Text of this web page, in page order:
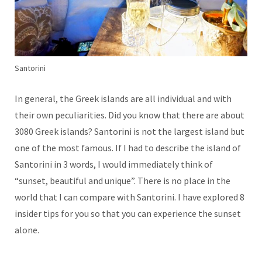
Santorini
In general, the Greek islands are all individual and with
their own peculiarities. Did you know that there are about
3080 Greek islands? Santorini is not the largest island but
one of the most famous. If I had to describe the island of
Santorini in 3 words, I would immediately think of
“sunset, beautiful and unique”. There is no place in the
world that I can compare with Santorini. I have explored 8
insider tips for you so that you can experience the sunset
alone.